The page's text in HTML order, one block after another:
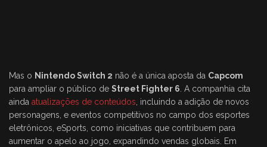
Mas o Nintendo Switch 2 não é a única aposta da Capcom
para ampliar o público de Street Fighter 6. A companhia cita
ainda atualizações de conteúdos, incluindo a adição de novos
personagens, e eventos competitivos no campo dos esportes
eletrônicos, eSports, como iniciativas que contribuem para
aumentar o apelo ao jogo, expandindo vendas globais. Em